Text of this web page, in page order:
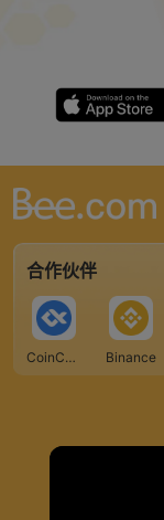
合作伙伴
CoinCarp Binance